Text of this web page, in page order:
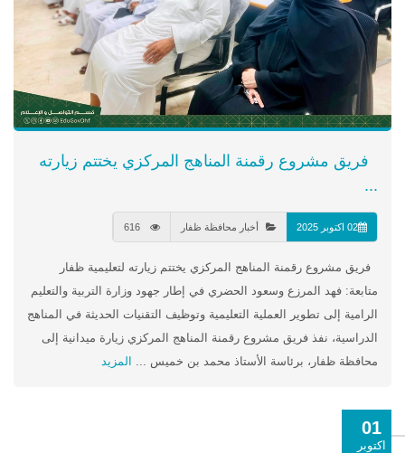
فريق مشروع رقمنة المناهج المركزي يختتم زيارته
...
02 اكتوبر 2025 أخبار محافظة ظفار
فريق مشروع رقمنة المناهج المركزي يختتم زيارته لتعليمية ظفار
متابعة: فهد المرزع وسعود الحضري في إطار جهود وزارة التربية والتعليم
الرامية إلى تطوير العملية التعليمية وتوظيف التقنيات الحديثة في المناهج
الدراسية، نفذ فريق مشروع رقمنة المناهج المركزي زيارة ميدانية إلى
محافظة ظفار، برئاسة الأستاذ محمد بن خميس ... المزيد
01
اكتوبر